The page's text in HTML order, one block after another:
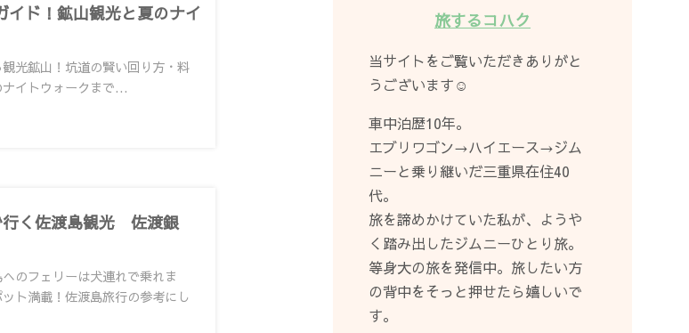
イド！鉱山観光と夏のナイ
光鉱山！坑道の賢い回り方・料
イトウォークまで...
行く佐渡島観光 佐渡銀
のフェリーは犬連れで乗れま
ト満載！佐渡島旅行の参考にし
旅するコハク
当サイトをご覧いただきありがと
うございます☺︎
車中泊歴10年。
エブリワゴン→ハイエース→ジム
ニーと乗り継いだ三重県在住40
代。
旅を諦めかけていた私が、ようや
く踏み出したジムニーひとり旅。
等身大の旅を発信中。旅したい方
の背中をそっと押せたら嬉しいで
す。